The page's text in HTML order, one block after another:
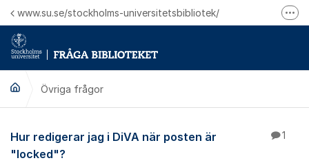
Hoppa till innehåll
www.su.se/stockholms-universitetsbibliotek/
Övriga frågor
Övriga frågor
Hur redigerar jag i DiVA när posten är
"locked"?
1